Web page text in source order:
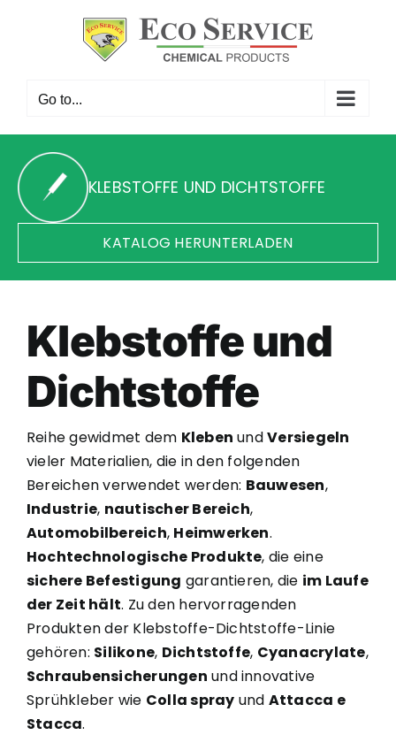
Go to...
KLEBSTOFFE UND DICHTSTOFFE
KATALOG HERUNTERLADEN
Klebstoffe und
Dichtstoffe
Reihe gewidmet dem Kleben undVersiegeln
vieler Materialien, die in den folgenden
Bereichen verwendet werden: Bauwesen,
Industrie, nautischer Bereich,
Automobilbereich, Heimwerken.
Hochtechnologische Produkte, die eine
sichere Befestigung garantieren, die im Laufe
der Zeit hält. Zu den hervorragenden
Produkten der Klebstoffe-Dichtstoffe-Linie
gehören: Silikone, Dichtstoffe, Cyanacrylate,
Schraubensicherungen und innovative
Sprühkleber wie Colla spray und Attacca e
Stacca.